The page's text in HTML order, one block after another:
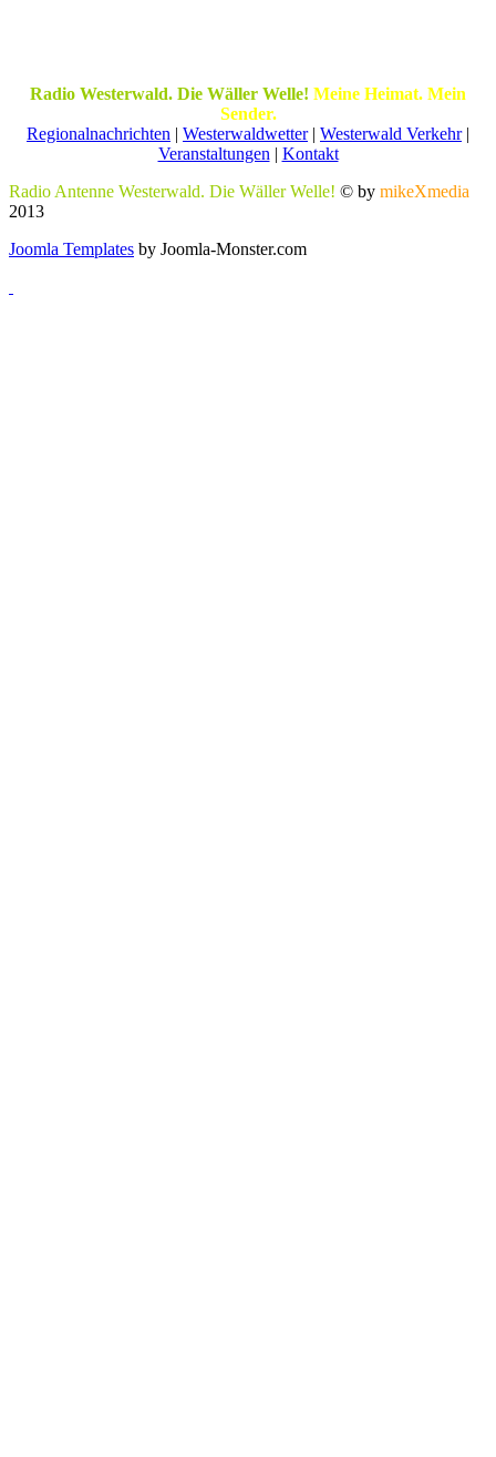
Radio Westerwald. Die Wäller Welle! Meine Heimat. Mein
Sender.
Regionalnachrichten | Westerwaldwetter| Westerwald Verkehr|
Veranstaltungen | Kontakt
Radio Antenne Westerwald. Die Wäller Welle! © by mikeXmedia
2013
Joomla Templates by Joomla-Monster.com